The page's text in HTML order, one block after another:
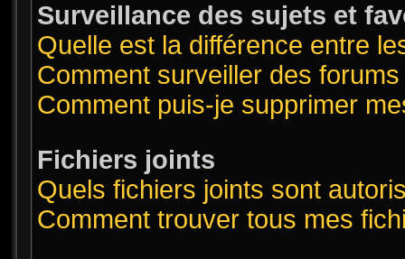
Surveillance des sujets et
Quelle est la différence entre
Comment surveiller des
Comment puis-je supprimer
Fichiers joints
Quels fichiers joints sont
Comment trouver tous mes